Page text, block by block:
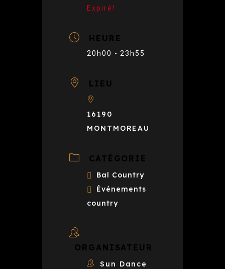
Expiré!
HEURE
20h00 - 23h55
LIEU
16190
MONTMOREAU
CATÉGORIE
Bal Country
Événements
country
ORGANISATEUR
Sun Dance